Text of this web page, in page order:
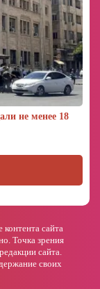
не менее 18
сайта
Точка зрения
сайта.
своих